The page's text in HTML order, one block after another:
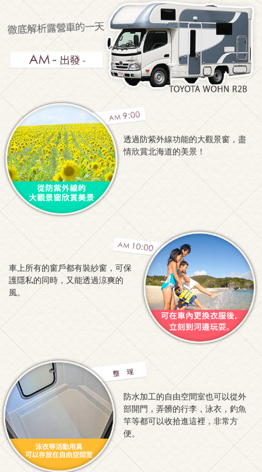
透過防紫外線功能的大觀景窗，盡
情欣賞北海道的美景！
車上所有的窗戶都有裝紗窗，可保
護隱私的同時，又能透過涼爽的
風。
防水加工的自由空間室也可以從外
部開門，弄髒的行李，泳衣，釣魚
竿等都可以收拾進這裡，非常方
便。